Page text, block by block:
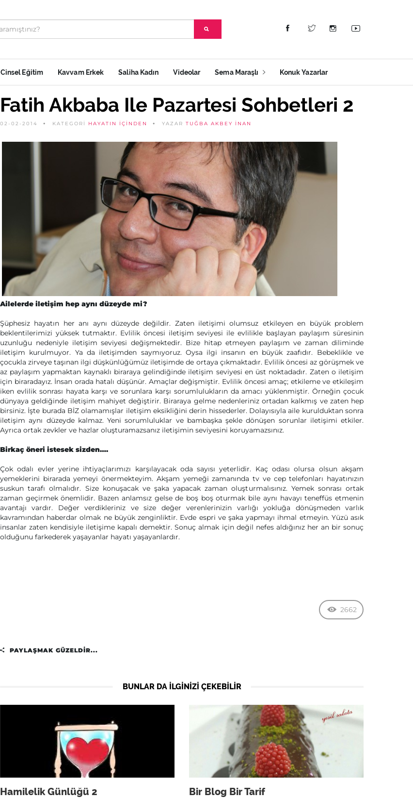
Cinsel Eğitim Kavvam Erkek Saliha Kadın Videolar Sema Maraşlı Konuk Yazarlar
Fatih Akbaba Ile Pazartesi Sohbetleri 2
02-02-2014 KATEGORİ HAYATIN İÇINDEN YAZAR TUĞBA AKBEY İNAN
Ailelerde iletişim hep aynı düzeyde mi?
Şüphesiz hayatın her anı aynı düzeyde değildir. Zaten iletişimi olumsuz etkileyen en büyük problem
beklentilerimizi yüksek tutmaktır. Evlilik öncesi iletişim seviyesi ile evlilikle başlayan paylaşım süresinin
uzunluğu nedeniyle iletişim seviyesi değişmektedir. Bize hitap etmeyen paylaşım ve zaman diliminde
iletişim kurulmuyor. Ya da iletişimden saymıyoruz. Oysa ilgi insanın en büyük zaafıdır. Bebeklikle ve
çocukla zirveye taşınan ilgi düşkünlüğümüz iletişimde de ortaya çıkmaktadır. Evlilik öncesi az görüşmek ve
az paylaşım yapmaktan kaynaklı biraraya gelindiğinde iletişim seviyesi en üst noktadadır. Zaten o iletişim
için biraradayız. İnsan orada hatalı düşünür. Amaçlar değişmiştir. Evlilik öncesi amaç; etkileme ve etkileşim
iken evlilik sonrası hayata karşı ve sorunlara karşı sorumlulukların da amacı yüklenmiştir. Örneğin çocuk
dünyaya geldiğinde iletişim mahiyet değiştirir. Biraraya gelme nedenleriniz ortadan kalkmış ve zaten hep
birsiniz. İşte burada BİZ olamamışlar iletişim eksikliğini derin hissederler. Dolayısıyla aile kurulduktan sonra
iletişim aynı düzeyde kalmaz. Yeni sorumluluklar ve bambaşka şekle dönüşen sorunlar iletişimi etkiler.
Ayrıca ortak zevkler ve hazlar oluşturamazsanız iletişimin seviyesini koruyamazsınız.
Birkaç öneri istesek sizden….
Çok odalı evler yerine ihtiyaçlarımızı karşılayacak oda sayısı yeterlidir. Kaç odası olursa olsun akşam
yemeklerini birarada yemeyi önermekteyim. Akşam yemeği zamanında tv ve cep telefonları hayatınızın
suskun tarafı olmalıdır. Size konuşacak ve şaka yapacak zaman oluşturmalısınız. Yemek sonrası ortak
zaman geçirmek önemlidir. Bazen anlamsız gelse de boş boş oturmak bile aynı havayı teneffüs etmenin
avantajı vardır. Değer verdikleriniz ve size değer verenlerinizin varlığı yokluğa dönüşmeden varlık
kavramından haberdar olmak ne büyük zenginliktir. Evde espri ve şaka yapmayı ihmal etmeyin. Yüzü asık
insanlar zaten kendisiyle iletişime kapalı demektir. Sonuç almak için değil nefes aldığınız her an bir sonuç
olduğunu farkederek yaşayanlar hayatı yaşayanlardır.
2662
PAYLAŞMAK GÜZELDIR...
BUNLAR DA ILGINIZI ÇEKEBILIR
Hamilelik Günlüğü 2 Bir Blog Bir Tarif